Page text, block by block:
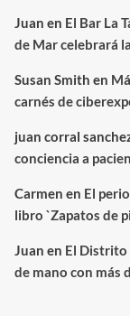
Juan en El Bar La
de Mar celebrará
Susan Smith en
carnés de
juan corral
conciencia a
Carmen en El
libro `Zapatos de
Juan en El Distrito
de mano con más